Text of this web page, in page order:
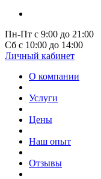
Пн-Пт с 9:00 до 21:00
Сб с 10:00 до 14:00
Личный кабинет
О компании
Услуги
Цены
Наш опыт
Отзывы